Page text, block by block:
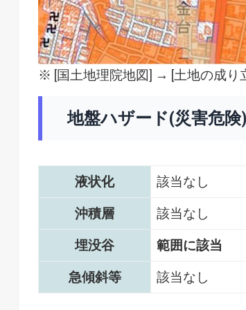
※ [国土地理院地図] → [土地の成り
地盤ハザード(災害危
液状化
該当なし
沖積層
該当なし
埋没谷
範囲に該当
急傾斜等
該当なし